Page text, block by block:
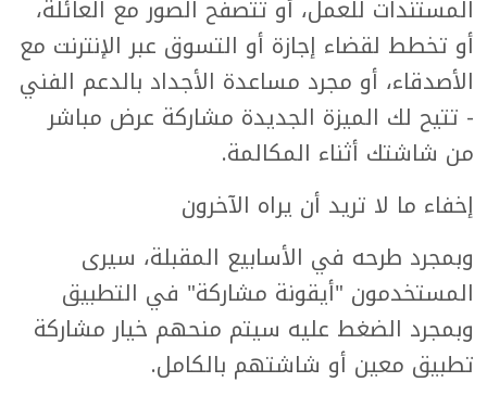
المستندات للعمل، أو تتصفح الصور مع العائلة،
أو تخطط لقضاء إجازة أو التسوق عبر الإنترنت مع
الأصدقاء، أو مجرد مساعدة الأجداد بالدعم الفني
- تتيح لك الميزة الجديدة مشاركة عرض مباشر
من شاشتك أثناء المكالمة.
إخفاء ما لا تريد أن يراه الآخرون
وبمجرد طرحه في الأسابيع المقبلة، سيرى
المستخدمون "أيقونة مشاركة" في التطبيق
وبمجرد الضغط عليه سيتم منحهم خيار مشاركة
تطبيق معين أو شاشتهم بالكامل.